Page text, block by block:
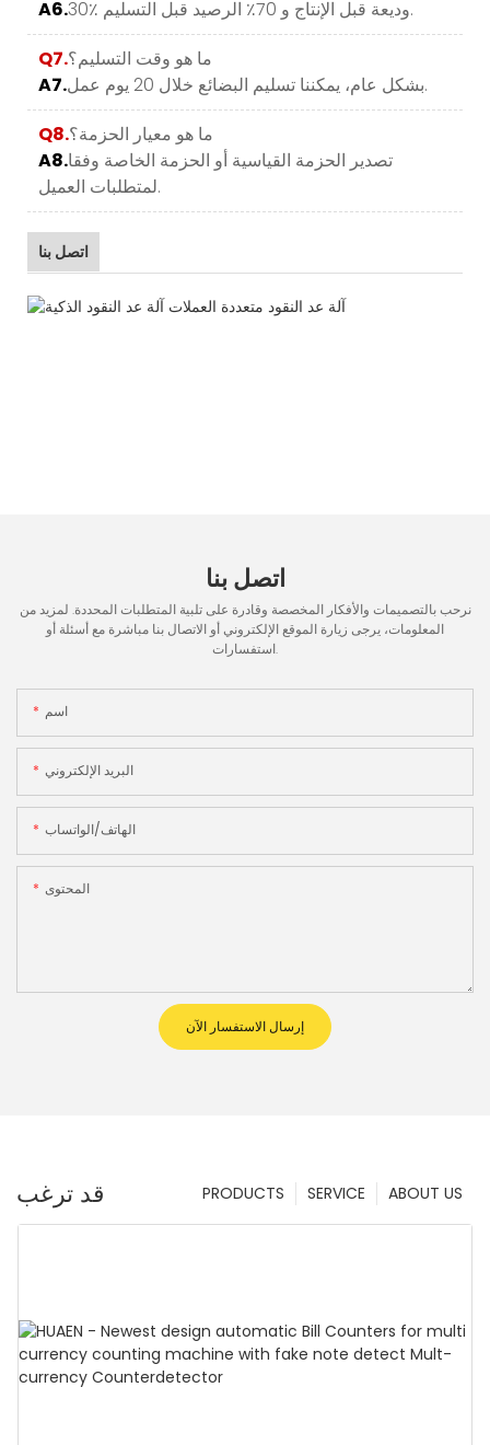
A6.
30٪ وديعة قبل الإنتاج و 70٪ الرصيد قبل التسليم.
Q7.ما هو وقت التسليم؟
A7.
بشكل عام، يمكننا تسليم البضائع خلال 20 يوم عمل.
Q8.ما هو معيار الحزمة؟
A8.تصدير الحزمة القياسية أو الحزمة الخاصة وفقا
لمتطلبات العميل.
اتصل بنا
اتصل بنا
نرحب بالتصميمات والأفكار المخصصة وقادرة على تلبية المتطلبات المحددة. لمزيد من
المعلومات، يرجى زيارة الموقع الإلكتروني أو الاتصال بنا مباشرة مع أسئلة أو
استفسارات.
اسم
البريد الإلكتروني
الهاتف/الواتساب
المحتوى
إرسال الاستفسار الآن
قد ترغب ABOUT US
SERVICE
PRODUCTS